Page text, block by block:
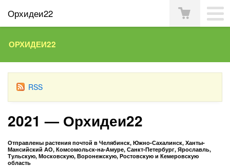
Орхидеи22
ОРХИДЕИ22
RSS
2021 — Орхидеи22
Отправлены растения почтой в Челябинск, Южно-Сахалинск, Ханты-
Мансийский АО, Комсомольск-на-Амуре, Санкт-Петербург, Ярославль,
Тульскую, Московскую, Воронежскую, Ростовскую и Кемеровскую
область